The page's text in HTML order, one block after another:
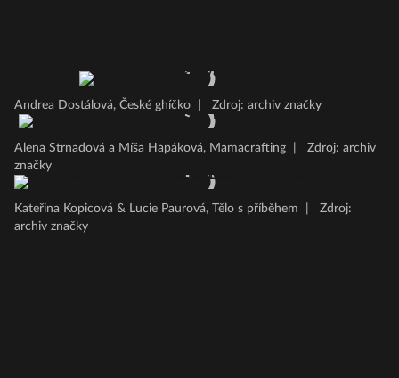
Andrea Dostálová, České ghíčko Zdroj: archiv značky
Alena Strnadová a Míša Hapáková, Mamacrafting
Zdroj: archiv
značky
Kateřina Kopicová & Lucie Paurová, Tělo s příběhem
Zdroj:
archiv značky